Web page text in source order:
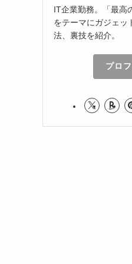
IT企業勤務。「最高
をテーマにガジェッ
法、裏技を紹介。
プロ